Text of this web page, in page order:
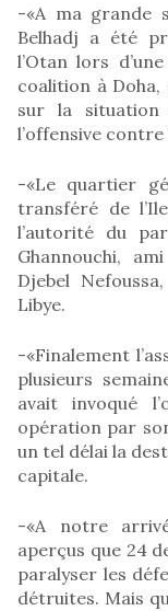
-«A ma grande
Belhadj a été
l’Otan lors
coalition à
sur la
l’offensive
-«Le quartier
transféré de
l’autorité du
Ghannouchi,
Djebel
Libye.
-«Finalement
plusieurs
avait invoqué
opération par
un tel délai la
capitale.
-«A notre
aperçus que 24
paralyser les
détruites. Mais